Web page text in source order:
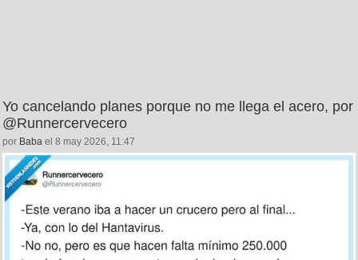
Yo cancelando planes porque no me llega el acero, por
@Runnercervecero
por Baba el 8 may 2026, 11:47